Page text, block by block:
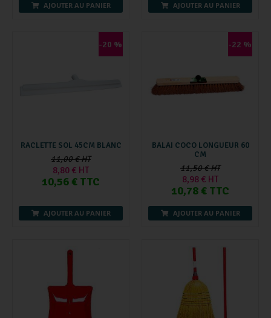
AJOUTER AU PANIER AJOUTER AU PANIER
-20 %
RACLETTE SOL 45CM BLANC
11,00 € HT
8,80 € HT
10,56 € TTC
AJOUTER AU PANIER
-22 %
BALAI COCO LONGUEUR 60
CM
11,50 € HT
8,98 € HT
10,78 € TTC
AJOUTER AU PANIER